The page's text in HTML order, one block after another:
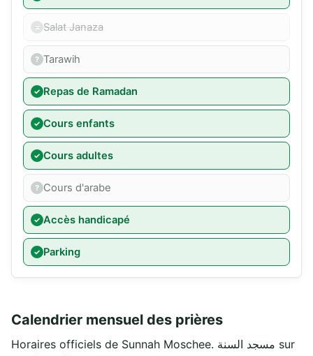
Salat Janaza
Tarawih
Repas de Ramadan
Cours enfants
Cours adultes
Cours d'arabe
Accès handicapé
Parking
Calendrier mensuel des prières
Horaires officiels de Sunnah Moschee. مسجد السنة sur